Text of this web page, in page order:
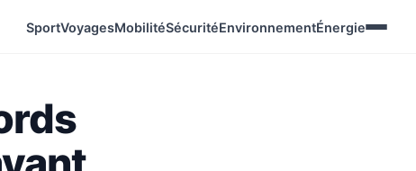
SportVoyagesMobilitéSécuritéEnvironnementÉnergie